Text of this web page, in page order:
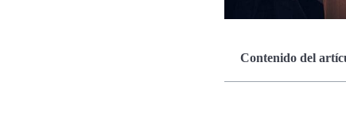
Contenido del